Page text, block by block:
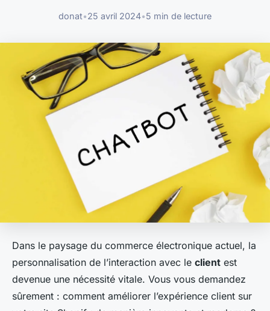
donat•25 avril 2024•5 min de lecture
Dans le paysage du commerce électronique actuel, la
personnalisation de l’interaction avec le client est
devenue une nécessité vitale. Vous vous demandez
sûrement : comment améliorer l’expérience client sur